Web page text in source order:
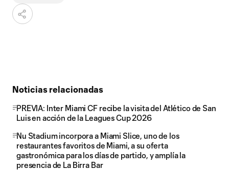
Noticias relacionadas
PREVIA: Inter Miami CF recibe la visita del Atlético de San
Luis en acción de la Leagues Cup 2026
Nu Stadium incorpora a Miami Slice, uno de los
restaurantes favoritos de Miami, a su oferta
gastronómica para los días de partido, y amplía la
presencia de La Birra Bar